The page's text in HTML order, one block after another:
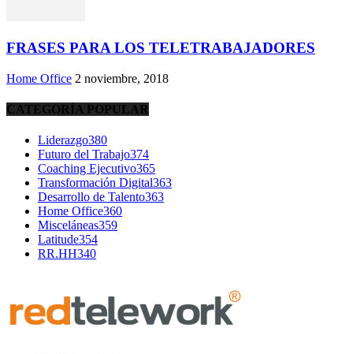
FRASES PARA LOS TELETRABAJADORES
Home Office 2 noviembre, 2018
CATEGORÍA POPULAR
Liderazgo380
Futuro del Trabajo374
Coaching Ejecutivo365
Transformación Digital363
Desarrollo de Talento363
Home Office360
Misceláneas359
Latitude354
RR.HH340